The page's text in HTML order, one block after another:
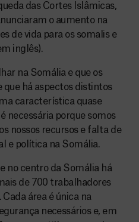
das Cortes Islâmicas,
o aumento na
de vida para os somalis e
inglês).
na Somália e que os
que há aspectos distintos
característica quase
necessária porque somos
nossos recursos e falta de
e política na Somália.
no centro da Somália há
de 700 trabalhadores
área é única na
necessários e, em